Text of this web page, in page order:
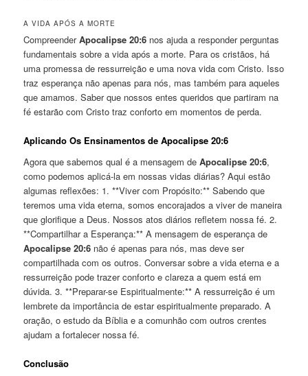
A VIDA APÓS A MORTE
CompreenderApocalipse 20:6 nos ajuda a responder perguntas
fundamentais sobre a vida após a morte. Para os cristãos, há
uma promessa de ressurreição e uma nova vida com Cristo. Isso
traz esperança não apenas para nós, mas também para aqueles
que amamos. Saber que nossos entes queridos que partiram na
fé estarão com Cristo traz conforto em momentos de perda.
Aplicando Os Ensinamentos de Apocalipse 20:6
Agora que sabemos qual é a mensagem deApocalipse 20:6,
como podemos aplicá-la em nossas vidas diárias? Aqui estão
algumas reflexões: 1. **Viver com Propósito:** Sabendo que
teremos uma vida eterna, somos encorajados a viver de maneira
que glorifique a Deus. Nossos atos diários refletem nossa fé. 2.
**Compartilhar a Esperança:** A mensagem de esperança de
Apocalipse 20:6 não é apenas para nós, mas deve ser
compartilhada com os outros. Conversar sobre a vida eterna e a
ressurreição pode trazer conforto e clareza a quem está em
dúvida. 3. **Preparar-se Espiritualmente:** A ressurreição é um
lembrete da importância de estar espiritualmente preparado. A
oração, o estudo da Bíblia e a comunhão com outros crentes
ajudam a fortalecer nossa fé.
Conclusão